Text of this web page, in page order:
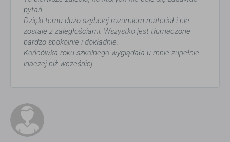
pytań.
Dzięki temu dużo szybciej rozumiem materiał i nie
zostaję z zaległościami. Wszystko jest tłumaczone
bardzo spokojnie i dokładnie.
Końcówka roku szkolnego wyglądała u mnie zupełnie
inaczej niż wcześniej